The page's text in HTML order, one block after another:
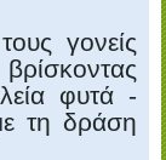
γονείς
φυτά -
τη δράση